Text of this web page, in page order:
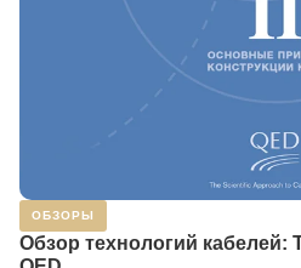
ОБЗОРЫ
Обзор технологий кабелей: